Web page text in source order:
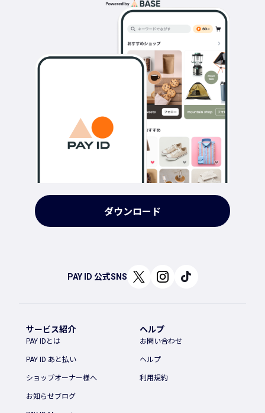
ダウンロード
PAY ID 公式SNS
サービス紹介
PAY IDとは
PAY ID あと払い
ショップオーナー様へ
お知らせブログ
ヘルプ
お問い合わせ
ヘルプ
利用規約